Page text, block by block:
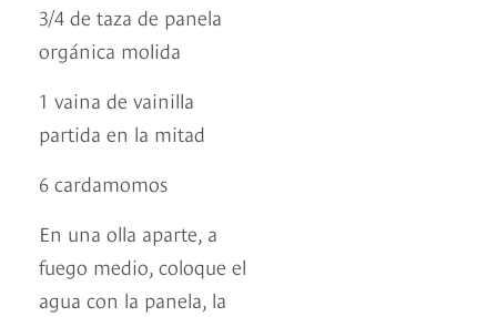
3/4 de taza de panela
orgánica molida
1 vaina de vainilla
partida en la mitad
6 cardamomos
En una olla aparte, a
fuego medio, coloque el
agua con la panela, la